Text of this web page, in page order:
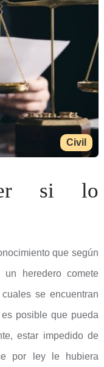
Civil
si lo
que según
un heredero comete
se encuentran
posible que pueda
estar impedido de
por ley le hubiera